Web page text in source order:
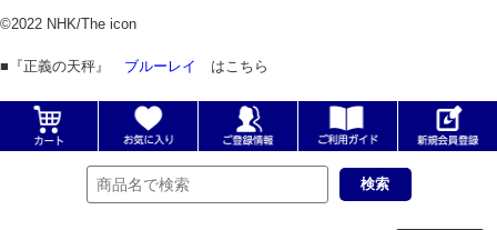
©2022 NHK/The icon
■『正義の天秤』 ブルーレイ はこちら